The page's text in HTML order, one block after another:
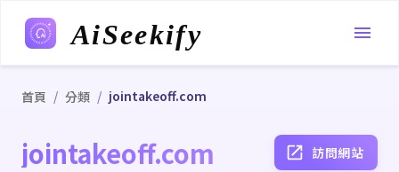
AiSeekify
首頁 / 分類 / jointakeoff.com
jointakeoff.com 訪問網站